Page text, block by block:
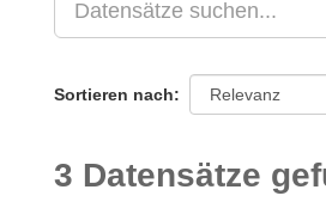
Sortieren nach
3 Datensätze